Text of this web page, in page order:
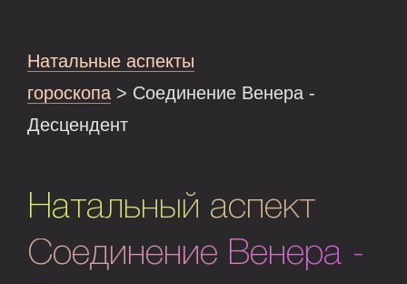
Натальные аспекты
гороскопа > Соединение Венера -
Десцендент
Натальный аспект
Соединение Венера -